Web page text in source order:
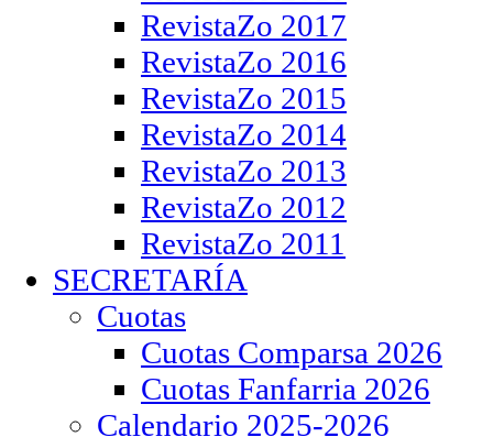
RevistaZo 2017
RevistaZo 2016
RevistaZo 2015
RevistaZo 2014
RevistaZo 2013
RevistaZo 2012
RevistaZo 2011
SECRETARÍA
Cuotas
Cuotas Comparsa 2026
Cuotas Fanfarria 2026
Calendario 2025-2026